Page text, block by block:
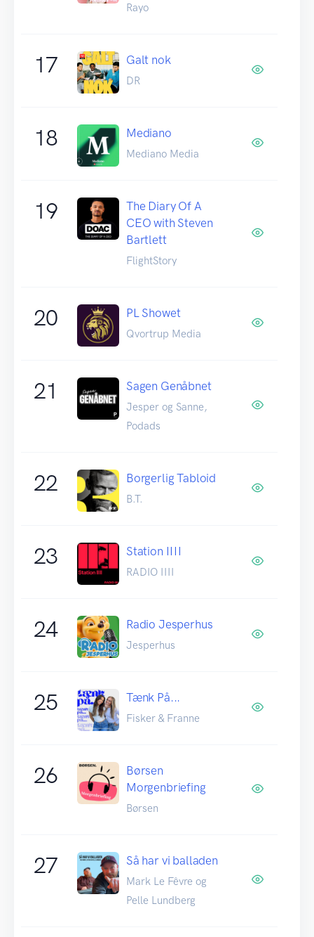
Rayo
17 Galt nok
DR
18 Mediano
Mediano Media
19
The Diary Of A
CEO with Steven
Bartlett
FlightStory
20 PL Showet
Qvortrup Media
21 Sagen Genåbnet
Jesper og Sanne,
Podads
22 Borgerlig Tabloid
B.T.
23 Station IIII
RADIO IIII
24 Radio Jesperhus
Jesperhus
25 Tænk På...
Fisker & Franne
26
Børsen
Morgenbriefing
Børsen
27 Så har vi balladen
Mark Le Fêvre og
Pelle Lundberg